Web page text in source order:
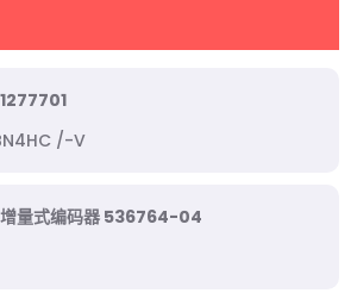
/-V
增量式编码器 536764-04